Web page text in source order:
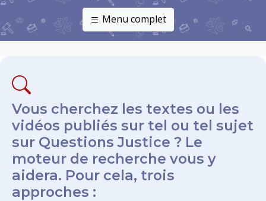
Menu complet
Vous cherchez les textes ou les
vidéos publiés sur tel ou tel sujet
sur Questions Justice ? Le
moteur de recherche vous y
aidera. Pour cela, trois
approches :